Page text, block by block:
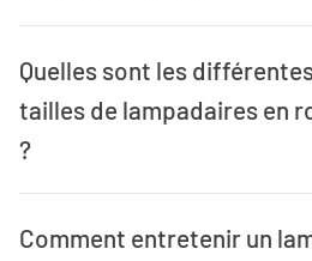
Quelles sont les
tailles de lampadaires en
?
Comment entretenir un